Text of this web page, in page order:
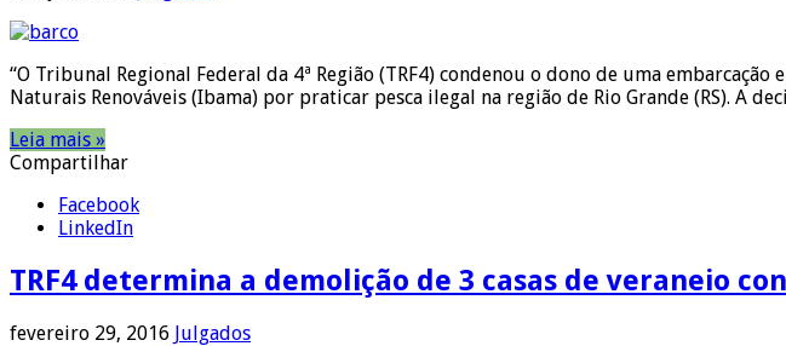
“O Tribunal Regional Federal da 4ª Região (TRF4) condenou o dono de uma
Naturais Renováveis (Ibama) por praticar pesca ilegal na região de Rio Grande (RS). A
Leia mais »
Compartilhar
Facebook
LinkedIn
TRF4 determina a demolição de 3 casas de veraneio
fevereiro 29, 2016 Julgados